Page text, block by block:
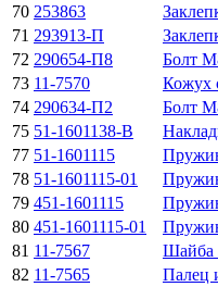
70 253863
71 293913-П
72 290654-П8 Болт
73 11-7570 Кожух
74 290634-П2 Болт
75 51-1601138-В
77 51-1601115
78 51-1601115-01
79 451-1601115
80 451-1601115-01
81 11-7567 Шайба
82 11-7565 Палец